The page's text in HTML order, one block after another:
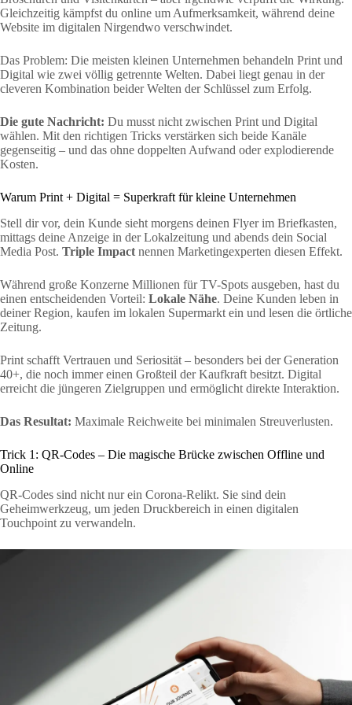
Gleichzeitig kämpfst du online um Aufmerksamkeit, während deine
Website im digitalen Nirgendwo verschwindet.
Das Problem: Die meisten kleinen Unternehmen behandeln Print und
Digital wie zwei völlig getrennte Welten. Dabei liegt genau in der
cleveren Kombination beider Welten der Schlüssel zum Erfolg.
Die gute Nachricht: Du musst nicht zwischen Print und Digital
wählen. Mit den richtigen Tricks verstärken sich beide Kanäle
gegenseitig – und das ohne doppelten Aufwand oder explodierende
Kosten.
Warum Print + Digital = Superkraft für kleine Unternehmen
Stell dir vor, dein Kunde sieht morgens deinen Flyer im Briefkasten,
mittags deine Anzeige in der Lokalzeitung und abends dein Social
Media Post. Triple Impact nennen Marketingexperten diesen Effekt.
Während große Konzerne Millionen für TV-Spots ausgeben, hast du
einen entscheidenden Vorteil: Lokale Nähe. Deine Kunden leben in
deiner Region, kaufen im lokalen Supermarkt ein und lesen die örtliche
Zeitung.
Print schafft Vertrauen und Seriosität – besonders bei der Generation
40+, die noch immer einen Großteil der Kaufkraft besitzt. Digital
erreicht die jüngeren Zielgruppen und ermöglicht direkte Interaktion.
Das Resultat: Maximale Reichweite bei minimalen Streuverlusten.
Trick 1: QR-Codes – Die magische Brücke zwischen Offline und
Online
QR-Codes sind nicht nur ein Corona-Relikt. Sie sind dein
Geheimwerkzeug, um jeden Druckbereich in einen digitalen
Touchpoint zu verwandeln.